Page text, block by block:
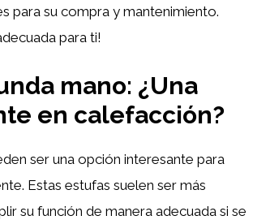
para su compra y mantenimiento.
para ti!
mano: ¿Una
en calefacción?
ser una opción interesante para
Estas estufas suelen ser más
su función de manera adecuada si se